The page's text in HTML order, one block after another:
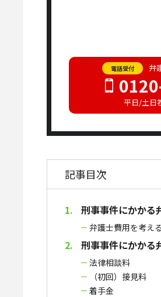
電話受付 弁
平日/土日
記事目次
刑事事件にかかる
弁護士費用を考え
刑事事件にかかる
法律相談料
（初回）接見料
着手金